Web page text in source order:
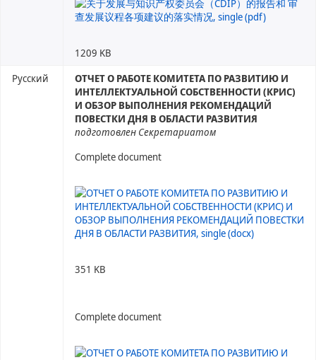
1209 KB
Русский
ОТЧЕТ О РАБОТЕ КОМИТЕТА ПО РАЗВИТИЮ И
ИНТЕЛЛЕКТУАЛЬНОЙ СОБСТВЕННОСТИ (КРИС)
И ОБЗОР ВЫПОЛНЕНИЯ РЕКОМЕНДАЦИЙ
ПОВЕСТКИ ДНЯ В ОБЛАСТИ РАЗВИТИЯ
подготовлен Секретариатом
Complete document
351 KB
Complete document